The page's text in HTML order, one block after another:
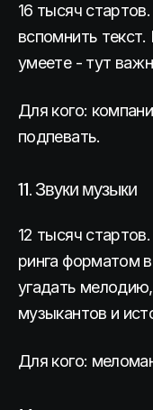
16 тысяч
вспомнить
умеете - тут
Для кого:
подпевать.
11. Звуки музыки
12 тысяч
ринга форматом
угадать
музыкантов и
Для кого: